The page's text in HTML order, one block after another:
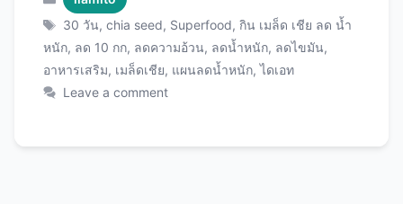
เมนู วิธีกินที่ถูกต้อง เวลาที่เหมาะสม และเคล็ดลับที่
จะทำให้คุณประสบความสำเร็จด้วย เมล็ดเชีย
คุณภาพพรีเมียม ที่จะช่วยเปลี่ยนชีวิตคุณได้ในเวลา
เพียง 1 เดือน! ทำไมเมล็ดเชียถึงช่วยลดน้ำหนักได้?
ทันที แต่เป็น superfood ที่ทำงานร่วมกับร่างกาย
Tags
30 วัน,chia seed, Superfood,กิน เมล็ด เชีย ลด น้ำ
หนัก, ลด 10 กก, ลดความอ้วน, ลดน้ำหนัก, ลดไขมัน,
อาหารเสริม, เมล็ดเชีย, แผนลดน้ำหนัก,ไดเอท
Leave a comment